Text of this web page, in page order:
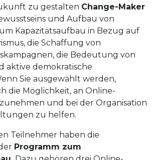
zu gestalten Change-Maker
und Aufbau von
Kapazitätsaufbau in Bezug auf
die Schaffung von
die Bedeutung von
aktive demokratische
Sie ausgewählt werden,
die Möglichkeit, an Online-
und bei der Organisation
zu helfen.
Teilnehmer haben die
Programm zum